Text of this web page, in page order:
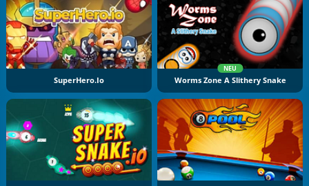
SuperHero.io
NEU
Worms Zone A Slithery Snake